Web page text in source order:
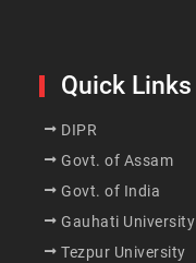
Quick Links
DIPR
Govt. of Assam
Govt. of India
Gauhati University
Tezpur University